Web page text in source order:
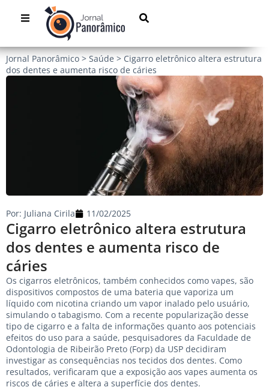
Jornal Panorâmico > Saúde > Cigarro eletrônico altera estrutura
dos dentes e aumenta risco de cáries
Cigarro eletrônico altera estrutura
dos dentes e aumenta risco de
cáries
Por: Juliana Cirila 11/02/2025
Os cigarros eletrônicos, também conhecidos como vapes, são
dispositivos compostos de uma bateria que vaporiza um
líquido com nicotina criando um vapor inalado pelo usuário,
simulando o tabagismo. Com a recente popularização desse
tipo de cigarro e a falta de informações quanto aos potenciais
efeitos do uso para a saúde, pesquisadores da Faculdade de
Odontologia de Ribeirão Preto (Forp) da USP decidiram
investigar as consequências nos tecidos dos dentes. Como
resultados, verificaram que a exposição aos vapes aumenta os
riscos de cáries e altera a superfície dos dentes.